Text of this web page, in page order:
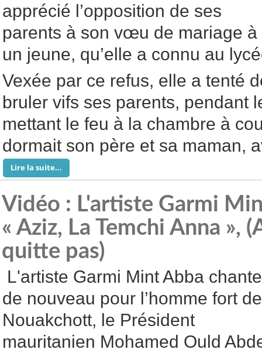
apprécié l’opposition de ses
parents à son vœu de mariage à
un jeune, qu’elle a connu au
Vexée par ce refus, elle a tenté
bruler vifs ses parents, pendant
mettant le feu à la chambre à
dormait son père et sa maman,
Lire la suite...
Vidéo : L'artiste Garmi
« Aziz, La Temchi Anna »,
quitte pas)
L'artiste Garmi Mint Abba chante
de nouveau pour l’homme fort de
Nouakchott, le Président
mauritanien Mohamed Ould